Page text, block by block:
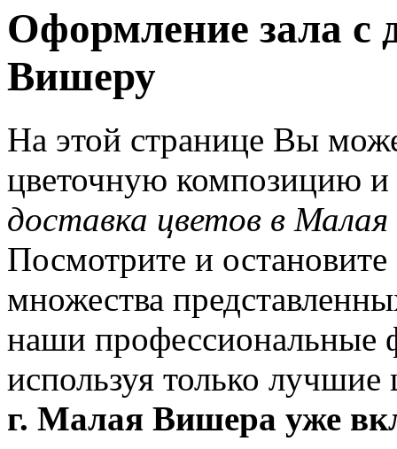
Оформление зала с
Вишеру
На этой странице Вы
цветочную композицию и
доставка цветов в
Посмотрите и
множества
наши профессиональные
используя только
г. Малая Вишера уже